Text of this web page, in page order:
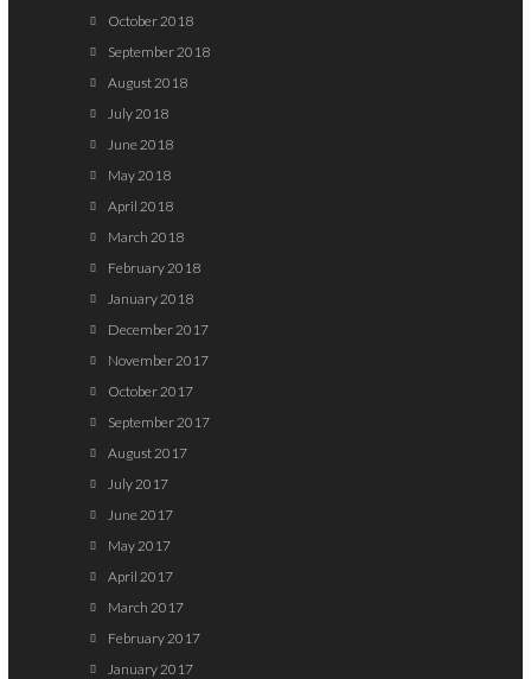
October 2018
September 2018
August 2018
July 2018
June 2018
May 2018
April 2018
March 2018
February 2018
January 2018
December 2017
November 2017
October 2017
September 2017
August 2017
July 2017
June 2017
May 2017
April 2017
March 2017
February 2017
January 2017